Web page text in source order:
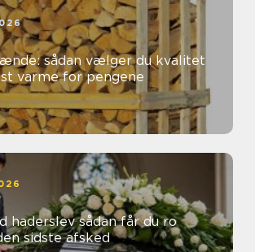
sådan vælger du kvalitet
varme for pengene
sådan får du ro
sidste afsked